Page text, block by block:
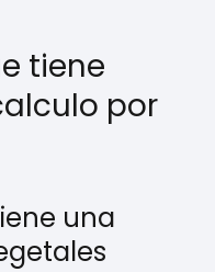
tiene
por
una